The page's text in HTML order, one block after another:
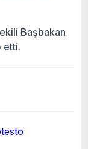
Başbakan
etti.